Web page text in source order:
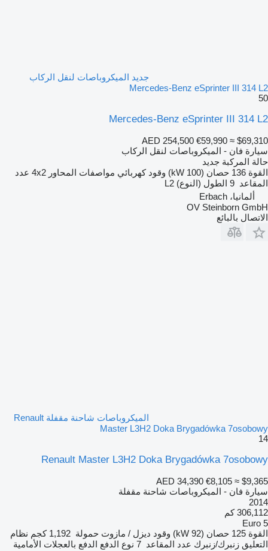
جديد الميكروباصات لنقل الركاب
Mercedes-Benz eSprinter III 314 L2
50
Mercedes-Benz eSprinter III 314 L2
AED 254,500 €59,990 ≈ $69,310
سيارة فان - الميكروباصات لنقل الركاب
حالة المركبة جديد
القوة 136 حصان (100 kW) وقود كهربائي مواصفات المحاور 4x2 عدد
المقاعد 9 الطول (النوع) L2
ألمانيا، Erbach
OV Steinborn GmbH
الاتصال بالبائع
الميكروباصات شاحنة مقفلة Renault
Master L3H2 Doka Brygadówka 7osobowy
14
Renault Master L3H2 Doka Brygadówka 7osobowy
AED 34,390 €8,105 ≈ $9,365
سيارة فان - الميكروباصات شاحنة مقفلة
2014
306,112 كم
Euro 5
القوة 125 حصان (92 kW) وقود ديزل / مازوت حمولة 1,192 كجم
نظام
التعليق زنبرك/زنبرك عدد المقاعد 7 نوع الدفع الدفع بالعجلات الأمامية